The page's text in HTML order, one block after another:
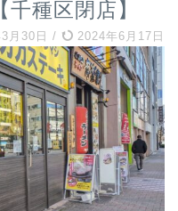
種区閉店】
月30日 / 2024年6月17日